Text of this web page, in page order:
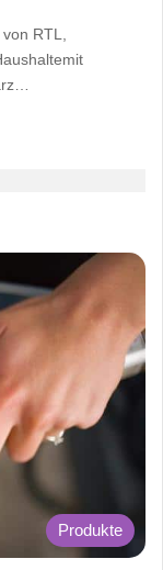
RTL,
Produkte